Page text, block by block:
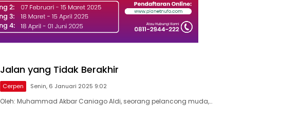
Jalan yang Tidak Berakhir
Cerpen Senin, 6 Januari 2025 9:02
Oleh: Muhammad Akbar Caniago Aldi, seorang pelancong muda,…